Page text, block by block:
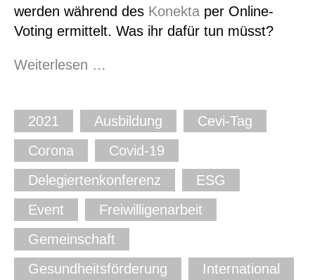
werden während des Konekta per Online-
Voting ermittelt. Was ihr dafür tun müsst?
Weiterlesen …
2021
Ausbildung
Cevi-Tag
Corona
Covid-19
Delegiertenkonferenz
ESG
Event
Freiwilligenarbeit
Gemeinschaft
Gesundheitsförderung
International